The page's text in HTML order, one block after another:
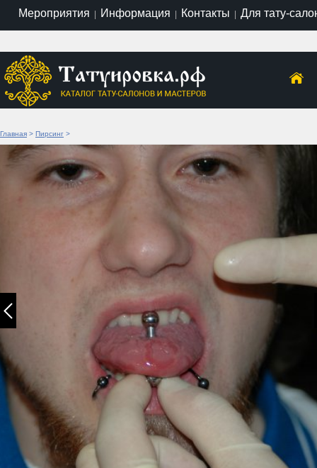
Мероприятия | Информация | Контакты | Для тату-
Главная > Пирсинг >